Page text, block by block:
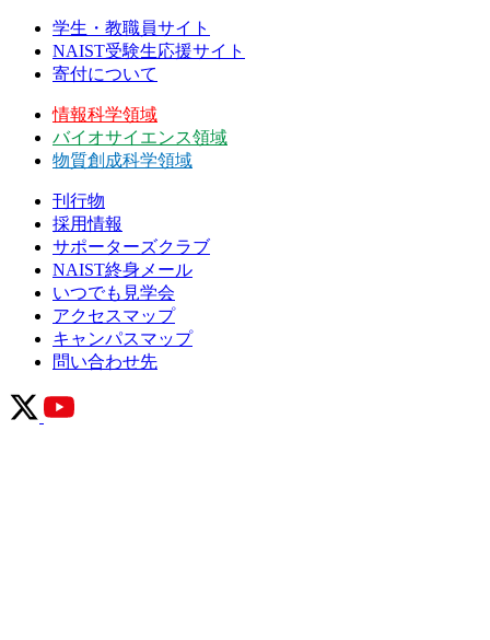
学生・教職員サイト
NAIST受験生応援サイト
寄付について
情報科学領域
バイオサイエンス領域
物質創成科学領域
刊行物
採用情報
サポーターズクラブ
NAIST終身メール
いつでも見学会
アクセスマップ
キャンパスマップ
問い合わせ先